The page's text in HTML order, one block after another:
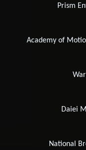
Prism
Academy of
Daiei
National